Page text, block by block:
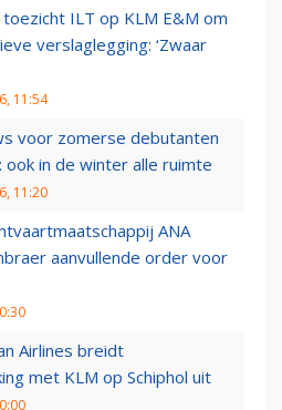
ILT op KLM E&M om
verslaglegging: ‘Zwaar
11:54
voor zomerse debutanten
ook in de winter alle ruimte
11:20
ANA
aanvullende order voor
Airlines breidt
met KLM op Schiphol uit